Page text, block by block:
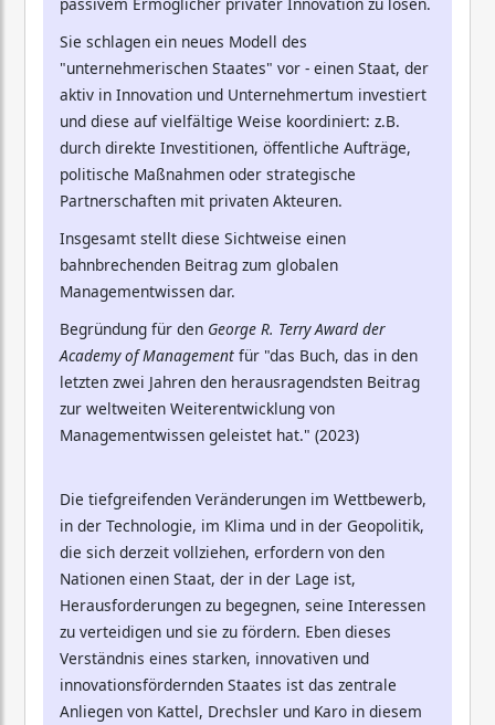
Sie schlagen ein neues Modell des
"unternehmerischen Staates" vor - einen Staat, der
aktiv in Innovation und Unternehmertum investiert
und diese auf vielfältige Weise koordiniert: z.B.
durch direkte Investitionen, öffentliche Aufträge,
politische Maßnahmen oder strategische
Partnerschaften mit privaten Akteuren.
Insgesamt stellt diese Sichtweise einen
bahnbrechenden Beitrag zum globalen
Managementwissen dar.
Begründung für den George R. Terry Award der
Academy of Management für "das Buch, das in den
letzten zwei Jahren den herausragendsten Beitrag
zur weltweiten Weiterentwicklung von
Managementwissen geleistet hat." (2023)
Die tiefgreifenden Veränderungen im Wettbewerb,
in der Technologie, im Klima und in der Geopolitik,
die sich derzeit vollziehen, erfordern von den
Nationen einen Staat, der in der Lage ist,
Herausforderungen zu begegnen, seine Interessen
zu verteidigen und sie zu fördern. Eben dieses
Verständnis eines starken, innovativen und
innovationsfördernden Staates ist das zentrale
Anliegen von Kattel, Drechsler und Karo in diesem